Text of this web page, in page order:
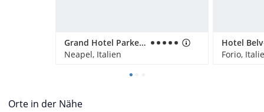
Grand Hotel Parker's
Neapel, Italien
Hotel
Forio,
Orte in der Nähe